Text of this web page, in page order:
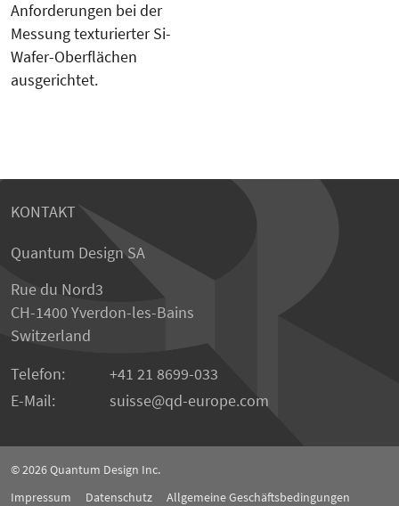
Anforderungen bei der
Messung texturierter Si-
Wafer-Oberflächen
ausgerichtet.
KONTAKT
Quantum Design SA
Rue du Nord3
CH-1400 Yverdon-les-Bains
Switzerland
Telefon:
+41 21 8699-033
E-Mail:
suisse qd-europe.com
© 2026Quantum Design Inc.
Impressum
Datenschutz Allgemeine Geschäftsbedingungen